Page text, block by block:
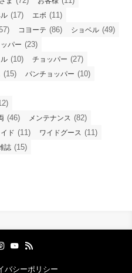
(17) エボ (11)
コヨーテ (86) ショベル (49)
パー (23)
(10) チョッパー (27)
(15) パンチョッパー (10)
(46) メンテナンス (82)
ド (11) ワイドグース (11)
誌 (15)
バシーポリシー